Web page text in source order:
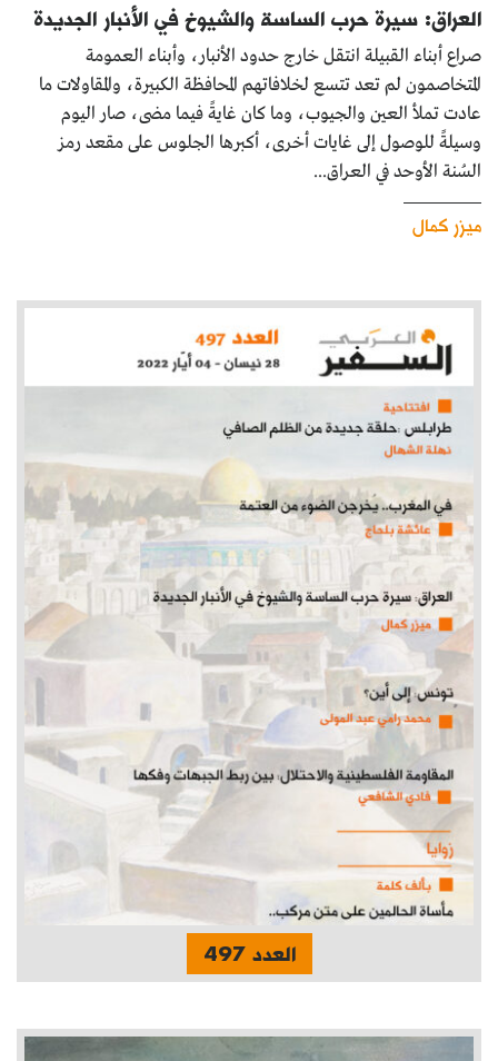
العراق: سيرة حرب الساسة والشيوخ في الأنبار الجديدة
صراع أبناء القبيلة انتقل خارج حدود الأنبار، وأبناء العمومة
المتخاصمون لم تعد تتسع لخلافاتهم المحافظة الكبيرة، والمقاولات ما
عادت تملأ العين والجيوب، وما كان غايةً فيما مضى، صار اليوم
وسيلةً للوصول إلى غايات أخرى، أكبرها الجلوس على مقعد رمز
السُنة الأوحد في العراق...
ميزر كمال
العدد 497